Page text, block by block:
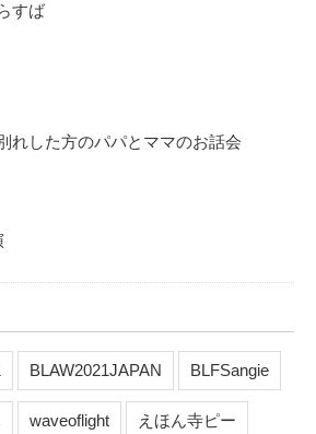
すば
れした方のパパとママのお話会
BLAW2021JAPAN BLFSangie
waveoflight えほん寺ピー